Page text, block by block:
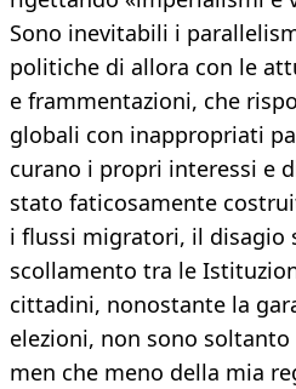
Sono inevitabili i
politiche di allora con le
e frammentazioni, che
globali con inappropriati
curano i propri interessi e
stato faticosamente
i flussi migratori, il disagio
scollamento tra le
cittadini, nonostante la
elezioni, non sono
men che meno della mia